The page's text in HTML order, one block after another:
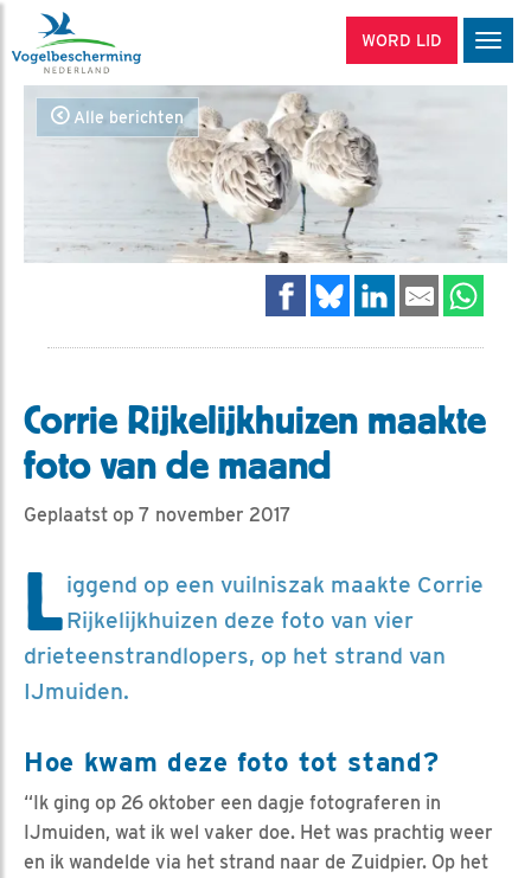
WORD LID
Alle berichten
Corrie Rijkelijkhuizen maakte
foto van de maand
Geplaatst op 7 november 2017
Liggend op een vuilniszak maakte Corrie
Rijkelijkhuizen deze foto van vier
drieteenstrandlopers, op het strand van
IJmuiden.
Hoe kwam deze foto tot stand?
“Ik ging op 26 oktober een dagje fotograferen in
IJmuiden, wat ik wel vaker doe. Het was prachtig weer
en ik wandelde via het strand naar de Zuidpier. Op het